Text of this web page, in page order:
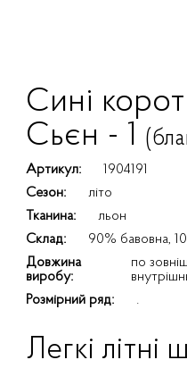
Сині
Сьєн - 1
Артикул:
1904191
Сезон:
літо
Тканина:
льон
Склад:
90% бавовна,
Довжина
виробу:
по
Розмірний ряд:
.
Легкі літні